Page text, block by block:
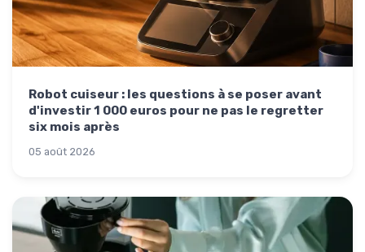
Robot cuiseur : les questions à se poser avant
d'investir 1 000 euros pour ne pas le regretter
six mois après
05 août 2026